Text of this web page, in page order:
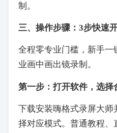
制。
三、操作步骤：3步快速
全程零专业门槛，新手
业画中画出镜录制。
第一步：打开软件，选择
下载安装嗨格式录屏大
择对应模式。普通教程、